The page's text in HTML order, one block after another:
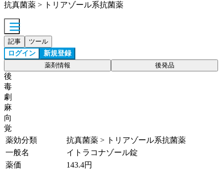
抗真菌薬 > トリアゾール系抗菌薬
記事 ツール
ログイン 新規登録
薬剤情報 後発品
後
毒
劇
麻
向
覚
薬効分類
抗真菌薬 > トリアゾール系抗菌薬
一般名
イトラコナゾール錠
薬価
143.4円